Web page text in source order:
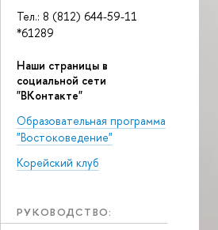
Тел.: 8 (812) 644-59-11
*61289
Наши страницы в
социальной сети
"ВКонтакте"
Образовательная программа
"Востоковедение"
Корейский клуб
РУКОВОДСТВО: